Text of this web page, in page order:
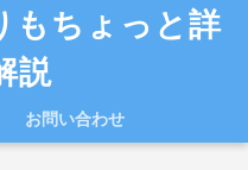
もちょっと詳
説
お問い合わせ